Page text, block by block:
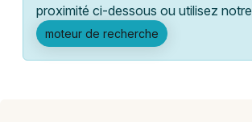
Activité & Expérience
Manifestations
Lyon
Marseille
proximité ci-dessous ou utilisez notre
moteur de recherche